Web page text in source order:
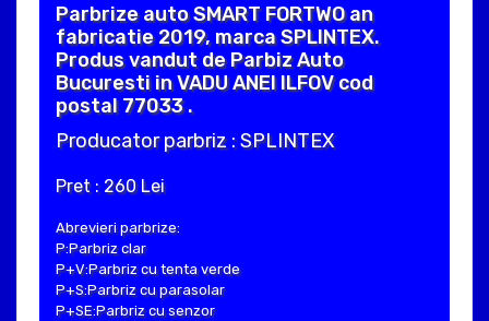
Parbrize auto SMART FORTWO an
fabricatie 2019, marca SPLINTEX.
Produs vandut de Parbiz Auto
Bucuresti in VADU ANEI ILFOV cod
postal 77033 .
Producator parbriz : SPLINTEX
Pret : 260 Lei
Abrevieri parbrize:
P:Parbriz clar
P+V:Parbriz cu tenta verde
P+S:Parbriz cu parasolar
P+SE:Parbriz cu senzor